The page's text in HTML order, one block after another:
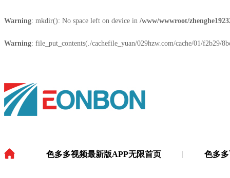
Warning: mkdir(): No space left on device in /www/wwwroot/
Warning: file_put_contents(./cachefile_yuan/029hzw.com/cache/01/
色多多视频最新版APP无限首页 色多